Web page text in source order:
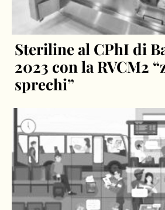
Steriline al CPhI di
2023 con la RVCM2
sprechi”